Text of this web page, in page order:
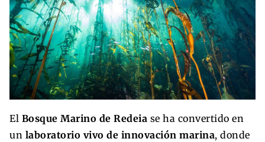
El Bosque Marino de Redeia se ha convertido en
un laboratorio vivo de innovación marina, donde